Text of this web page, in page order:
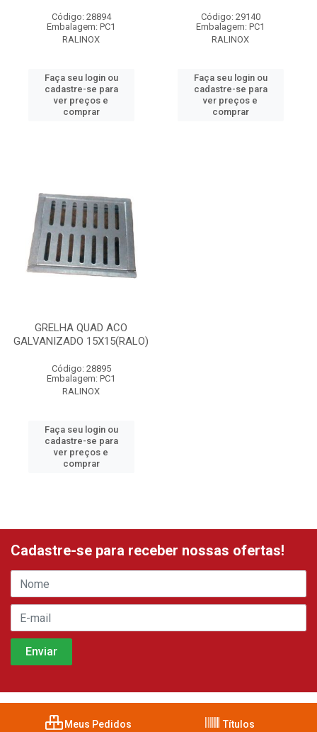
Código: 28894
Embalagem: PC1
RALINOX
Faça seu login ou
cadastre-se para
ver preços e
comprar
Código: 29140
Embalagem: PC1
RALINOX
Faça seu login ou
cadastre-se para
ver preços e
comprar
GRELHA QUAD ACO
GALVANIZADO 15X15(RALO)
Código: 28895
Embalagem: PC1
RALINOX
Faça seu login ou
cadastre-se para
ver preços e
comprar
Cadastre-se para receber nossas ofertas!
Meus Pedidos Títulos